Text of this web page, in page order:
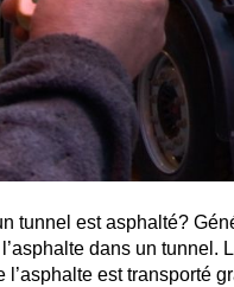
tunnel est asphalté?
dans un tunnel.
l’asphalte est transporté